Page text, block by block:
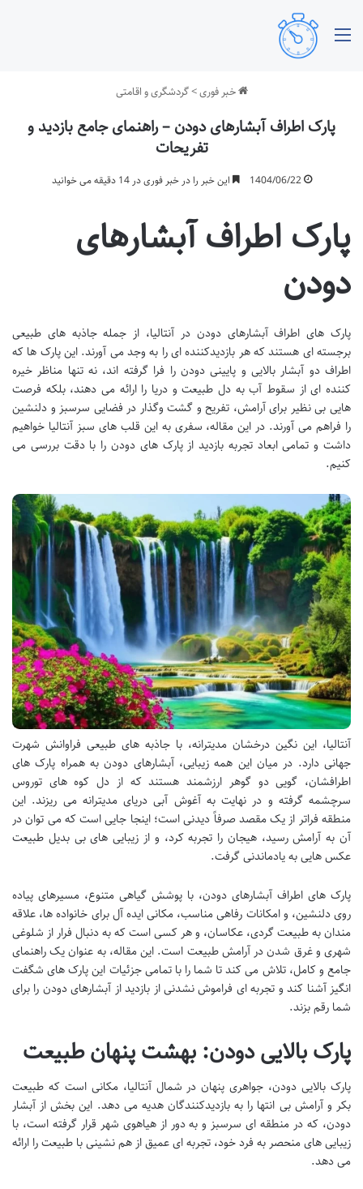
خبر فوری>گردشگری و اقامتی
پارک اطراف آبشارهای دودن – راهنمای جامع بازدید و
تفریحات
1404/06/22 این خبر را در خبر فوری در 14 دقیقه می خوانید
پارک اطراف آبشارهای
دودن
پارک های اطراف آبشارهای دودن در آنتالیا، از جمله جاذبه های طبیعی
برجسته ای هستند که هر بازدیدکننده ای را به وجد می آورند. این پارک ها که
اطراف دو آبشار بالایی و پایینی دودن را فرا گرفته اند، نه تنها مناظر خیره
کننده ای از سقوط آب به دل طبیعت و دریا را ارائه می دهند، بلکه فرصت
هایی بی نظیر برای آرامش، تفریح و گشت وگذار در فضایی سرسبز و دلنشین
را فراهم می آورند. در این مقاله، سفری به این قلب های سبز آنتالیا خواهیم
داشت و تمامی ابعاد تجربه بازدید از پارک های دودن را با دقت بررسی می
کنیم.
آنتالیا، این نگین درخشان مدیترانه، با جاذبه های طبیعی فراوانش شهرت
جهانی دارد. در میان این همه زیبایی، آبشارهای دودن به همراه پارک های
اطرافشان، گویی دو گوهر ارزشمند هستند که از دل کوه های توروس
سرچشمه گرفته و در نهایت به آغوش آبی دریای مدیترانه می ریزند. این
منطقه فراتر از یک مقصد صرفاً دیدنی است؛ اینجا جایی است که می توان در
آن به آرامش رسید، هیجان را تجربه کرد، و از زیبایی های بی بدیل طبیعت
عکس هایی به یادماندنی گرفت.
پارک های اطراف آبشارهای دودن، با پوشش گیاهی متنوع، مسیرهای پیاده
روی دلنشین، و امکانات رفاهی مناسب، مکانی ایده آل برای خانواده ها، علاقه
مندان به طبیعت گردی، عکاسان، و هر کسی است که به دنبال فرار از شلوغی
شهری و غرق شدن در آرامش طبیعت است. این مقاله، به عنوان یک راهنمای
جامع و کامل، تلاش می کند تا شما را با تمامی جزئیات این پارک های شگفت
انگیز آشنا کند و تجربه ای فراموش نشدنی از بازدید از آبشارهای دودن را برای
شما رقم بزند.
پارک بالایی دودن: بهشت پنهان طبیعت
پارک بالایی دودن، جواهری پنهان در شمال آنتالیا، مکانی است که طبیعت
بکر و آرامش بی انتها را به بازدیدکنندگان هدیه می دهد. این بخش از آبشار
دودن، که در منطقه ای سرسبز و به دور از هیاهوی شهر قرار گرفته است، با
زیبایی های منحصر به فرد خود، تجربه ای عمیق از هم نشینی با طبیعت را ارائه
می دهد.